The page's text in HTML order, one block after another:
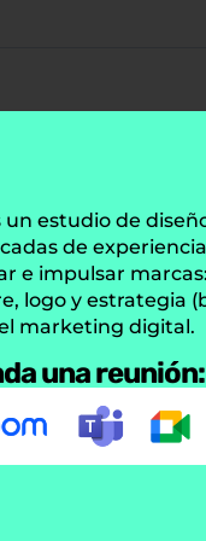
un estudio de
de
e impulsar
logo y estrategia
marketing digital.
una reunión: